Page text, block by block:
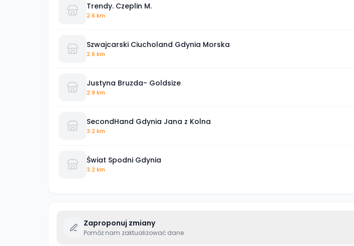
Trendy. Czeplin M.
2.6 km
Szwajcarski Ciucholand Gdynia Morska
2.6 km
Justyna Bruzda- Goldsize
2.9 km
SecondHand Gdynia Jana z Kolna
3.2 km
Świat Spodni Gdynia
3.2 km
Zaproponuj zmiany
Pomóż nam zaktualizować dane